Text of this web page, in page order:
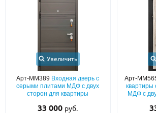
Увеличить
Арт-ММ389 Входная дверь с
серыми плитами МДФ с двух
сторон для квартиры
33 000 руб.
Арт-
квартиры
МДФ с